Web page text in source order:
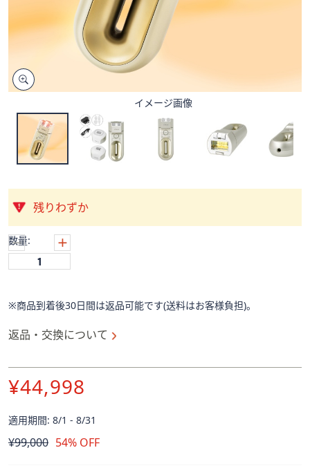
デ
イ
ス
に
ワ
イ
し
て
閲
で
ま
イメージ画像
残りわずか
数量:
※商品到着後30日間は返品可能です(送料はお客様負担)。
返品・交換について
¥44,998
適用期間: 8/1 - 8/31
削
¥99,000 54% OFF